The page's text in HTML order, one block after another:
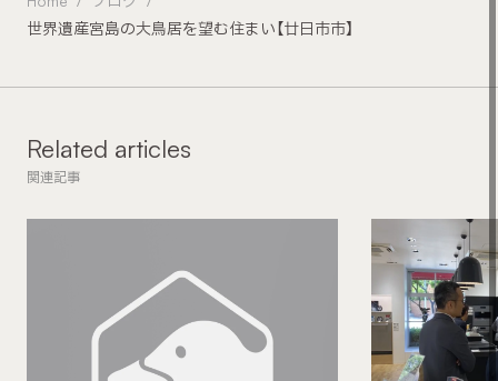
世界遺産宮島の大鳥居を望む住まい【廿日市市】
関連記事
Related articles